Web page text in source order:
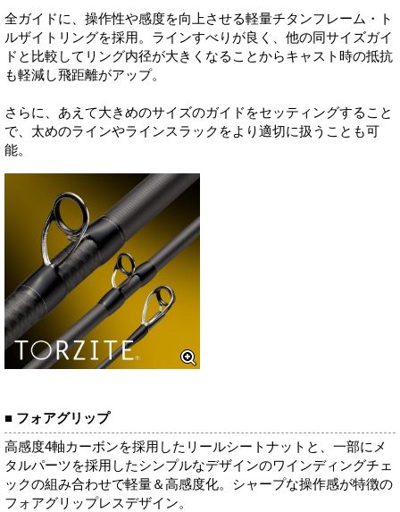
全ガイドに、操作性や感度を向上させる軽量チタンフレーム・ト
ルザイトリングを採用。ラインすべりが良く、他の同サイズガイ
ドと比較してリング内径が大きくなることからキャスト時の抵抗
も軽減し飛距離がアップ。
さらに、あえて大きめのサイズのガイドをセッティングすること
で、太めのラインやラインスラックをより適切に扱うことも可
能。
■ フォアグリップ
高感度4軸カーボンを採用したリールシートナットと、一部にメ
タルパーツを採用したシンプルなデザインのワインディングチェ
ックの組み合わせで軽量＆高感度化。シャープな操作感が特徴の
フォアグリップレスデザイン。